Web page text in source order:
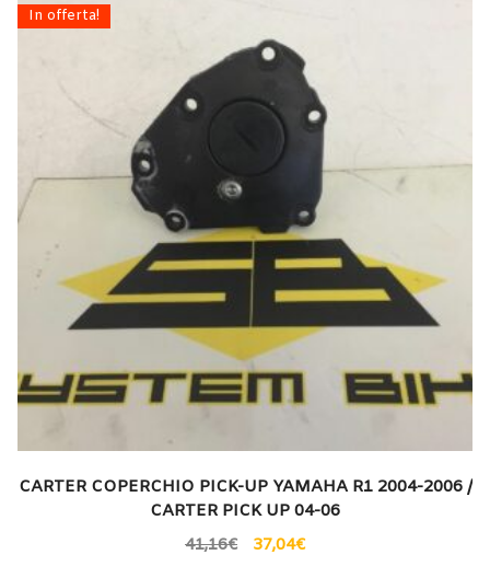
In offerta!
CARTER COPERCHIO PICK-UP YAMAHA R1 2004-2006 /
CARTER PICK UP 04-06
41,16€ 37,04€